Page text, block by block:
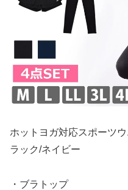
ホットヨガ対応スポー
ラック/ネイビー
・ブラトップ